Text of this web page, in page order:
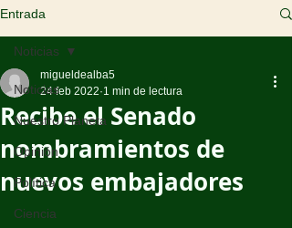
Entrada
Noticias
Nuestro Planeta
Opinión
Política
Ciencia
Noticias
Recibe el Senado
nombramientos de
nuevos embajadores
migueldealba5
24 feb 2022 1 min de lectura